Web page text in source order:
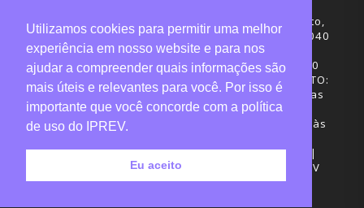
Rua Visconde de Ouro Preto,
291 – Centro - CEP: 88020-040
Florianópolis - SC
Telefones: (48) 3665-4600
HORÁRIO DE FUNCIONAMENTO:
Central de Atendimento: das
12h30 às 18h
Sede administrativa: 7h30 às
Desenvolvimento: CIASC |
Gestão do conteúdo: IPREV
Utilizamos cookies para permitir uma melhor
experiência em nosso website e para nos
ajudar a compreender quais informações são
mais úteis e relevantes para você. Por isso é
importante que você concorde com a política
de uso do IPREV.
Eu aceito